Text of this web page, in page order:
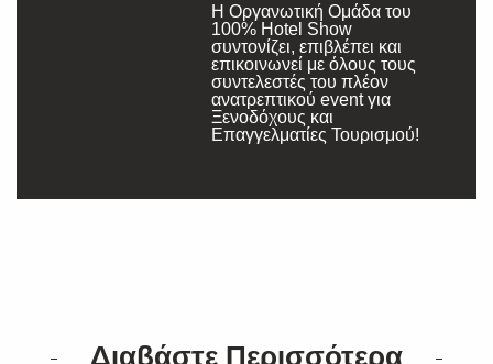
Η Οργανωτική Ομάδα του
100% Hotel Show
συντονίζει, επιβλέπει και
επικοινωνεί με όλους τους
συντελεστές του πλέον
ανατρεπτικού event για
Ξενοδόχους και
Επαγγελματίες Τουρισμού!
Διαβάστε Περισσότερα